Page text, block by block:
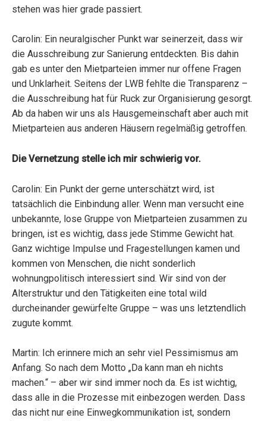
stehen was hier grade passiert.
Carolin: Ein neuralgischer Punkt war seinerzeit, dass wir
die Ausschreibung zur Sanierung entdeckten. Bis dahin
gab es unter den Mietparteien immer nur offene Fragen
und Unklarheit. Seitens der LWB fehlte die Transparenz –
die Ausschreibung hat für Ruck zur Organisierung gesorgt.
Ab da haben wir uns als Hausgemeinschaft aber auch mit
Mietparteien aus anderen Häusern regelmäßig getroffen.
Die Vernetzung stelle ich mir schwierig vor.
Carolin: Ein Punkt der gerne unterschätzt wird, ist
tatsächlich die Einbindung aller. Wenn man versucht eine
unbekannte, lose Gruppe von Mietparteien zusammen zu
bringen, ist es wichtig, dass jede Stimme Gewicht hat.
Ganz wichtige Impulse und Fragestellungen kamen und
kommen von Menschen, die nicht sonderlich
wohnungpolitisch interessiert sind. Wir sind von der
Alterstruktur und den Tätigkeiten eine total wild
durcheinander gewürfelte Gruppe – was uns letztendlich
zugute kommt.
Martin: Ich erinnere mich an sehr viel Pessimismus am
Anfang. So nach dem Motto „Da kann man eh nichts
machen.“ – aber wir sind immer noch da. Es ist wichtig,
dass alle in die Prozesse mit einbezogen werden. Dass
das nicht nur eine Einwegkommunikation ist, sondern